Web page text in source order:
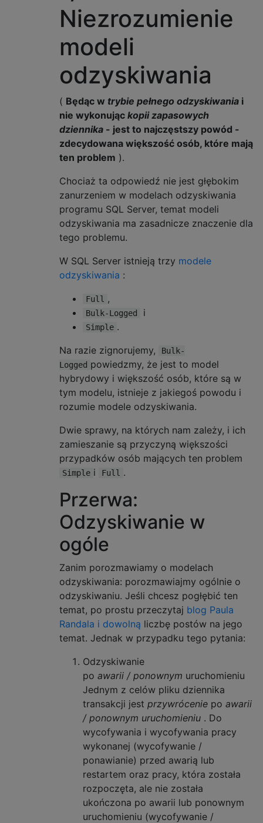
Niezrozumienie
modeli
odzyskiwania
( Będąc w trybie pełnego odzyskiwania i
nie wykonując kopii zapasowych
dziennika - jest to najczęstszy powód -
zdecydowana większość osób, które mają
ten problem ).
Chociaż ta odpowiedź nie jest głębokim
zanurzeniem w modelach odzyskiwania
programu SQL Server, temat modeli
odzyskiwania ma zasadnicze znaczenie dla
tego problemu.
W SQL Server istnieją trzy modele
odzyskiwania :
Full ,
Bulk-Logged i
Simple .
Na razie zignorujemy,
Bulk-
Logged powiedzmy, że jest to model
hybrydowy i większość osób, które są w
tym modelu, istnieje z jakiegoś powodu i
rozumie modele odzyskiwania.
Dwie sprawy, na których nam zależy, i ich
zamieszanie są przyczyną większości
przypadków osób mających ten problem
Simple i Full .
Przerwa:
Odzyskiwanie w
ogóle
Zanim porozmawiamy o modelach
odzyskiwania: porozmawiajmy ogólnie o
odzyskiwaniu. Jeśli chcesz pogłębić ten
temat, po prostu przeczytaj blog Paula
Randala i dowolną liczbę postów na jego
temat. Jednak w przypadku tego pytania:
Odzyskiwanie
po awarii / ponownym uruchomieniu
Jednym z celów pliku dziennika
transakcji jest przywrócenie po awarii
/ ponownym uruchomieniu . Do
wycofywania i wycofywania pracy
wykonanej (wycofywanie /
ponawianie) przed awarią lub
restartem oraz pracy, która została
rozpoczęta, ale nie została
ukończona po awarii lub ponownym
uruchomieniu (wycofywanie /